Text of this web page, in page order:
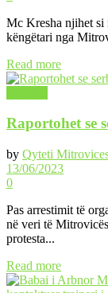
Mc Kresha njihet si
këngëtari nga
Read more
Raportohet se
by Qyteti
13/06/2023
0
Pas arrestimit të
në veri të
protesta...
Read more